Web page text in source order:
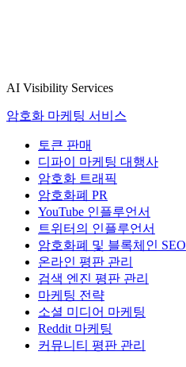
AI Visibility Services
암호화 마케팅 서비스
토큰 판매
디파이 마케팅 대행사
암호화 트래픽
암호화폐 PR
YouTube 인플루언서
트위터의 인플루언서
암호화폐 및 블록체인 SEO
온라인 평판 관리
검색 엔진 평판 관리
마케팅 전략
소셜 미디어 마케팅
Reddit 마케팅
커뮤니티 평판 관리